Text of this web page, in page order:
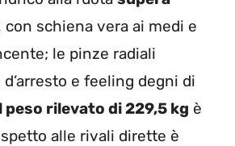
con schiena vera ai medi e
le pinze radiali
e feeling degni di
peso rilevato di 229,5 kg è
alle rivali dirette è